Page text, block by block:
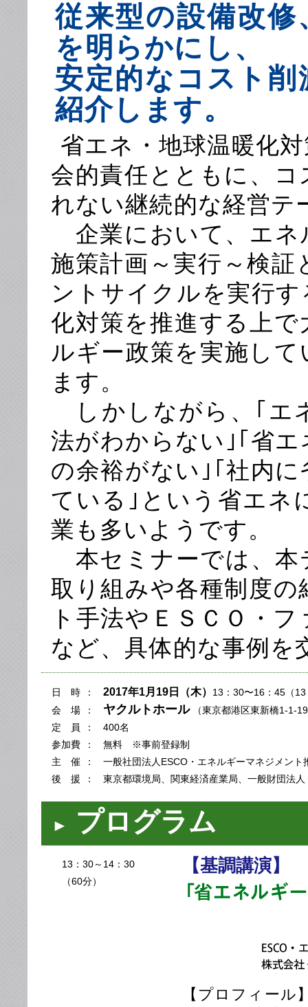
従来型の設備改
を明らかにし、
安定的なコスト
紹介します。
省エネ・地球温暖化
会的責任とともに、
れない継続的な経営テ
企業において、エネ
施策計画～実行～検
ントサイクルを実行
化対策を推進する上
ルギー政策を実施し
ます。
しかしながら、｢エ
法がわからない｣｢省
の余裕がない｣｢社内
ている｣という省エネ
業も多いようです。
本セミナーでは、本
取り組みや各種制度
ト手法やＥＳＣＯ・
など、具体的な事例を
日 時 ： 2017年1月19日（木） 13：30〜16：45（
会 場
： ヤクルトホール（東京都港区東新橋1-1-
定 員
：
400名
参加費
：
無料 ※事前登録制
主 催
：
一般社団法人ESCO・エネルギーマネジメン
後 援
： 東京都環境局、関東経済産業局、一般財団法
► プログラム
13：30～14：30
（60分）
【基調講演】
【プロフィール